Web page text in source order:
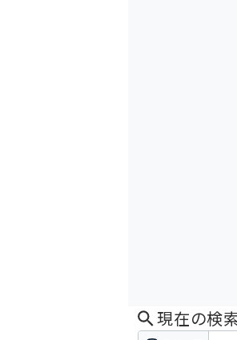
現在の検